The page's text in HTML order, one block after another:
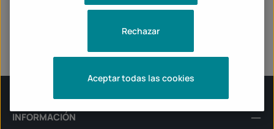
Fields marked with asterisks (*) are required.
INFORMACIÓN
Rechazar
Aceptar todas las cookies